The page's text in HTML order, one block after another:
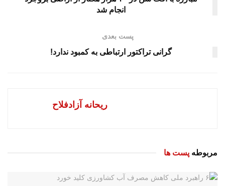
انجام شد
پست بعدی
گرانی تراکتور ارتباطی به کمبود ندارد!
ریحانه آزادفلاح
مربوطه پست ها